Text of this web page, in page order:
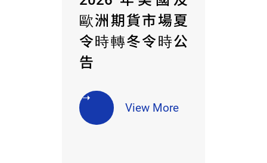
歐洲期貨市場夏
令時轉冬令時公
告
View More